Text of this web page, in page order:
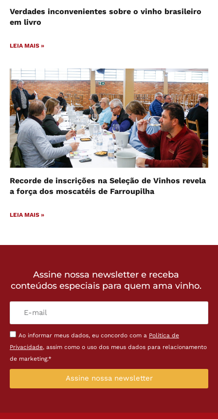
Verdades inconvenientes sobre o vinho brasileiro
em livro
LEIA MAIS »
Recorde de inscrições na Seleção de Vinhos revela
a força dos moscatéis de Farroupilha
LEIA MAIS »
Assine nossa newsletter e receba
conteúdos especiais para quem ama vinho.
Ao informar meus dados, eu concordo com a Política de
Privacidade, assim como o uso dos meus dados para relacionamento
de marketing.*
Assine nossa newsletter